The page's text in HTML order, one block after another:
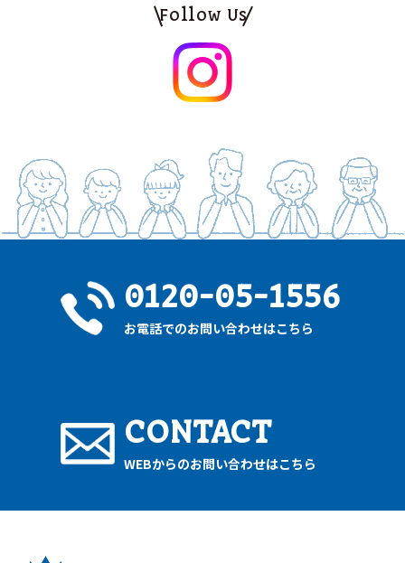
Follow Us
0120-05-1556
お電話でのお問い合わせはこちら
CONTACT
WEBからのお問い合わせはこちら